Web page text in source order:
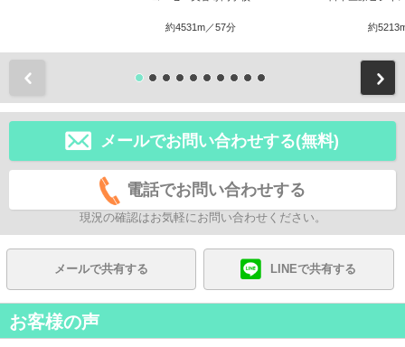
約4531m／57分 約
メールでお問い合わせする(無料)
電話でお問い合わせする
現況の確認はお気軽にお問い合わせください。
メールで共有する LINEで共有する
お客様の声